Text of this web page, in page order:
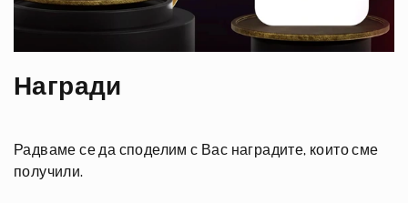
Награди
Радваме се да споделим с Вас наградите, които сме
получили.